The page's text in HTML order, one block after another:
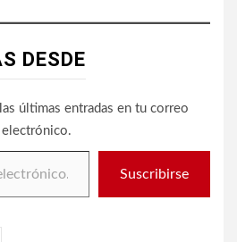
DESDE
últimas entradas en tu correo
electrónico.
Suscribirse